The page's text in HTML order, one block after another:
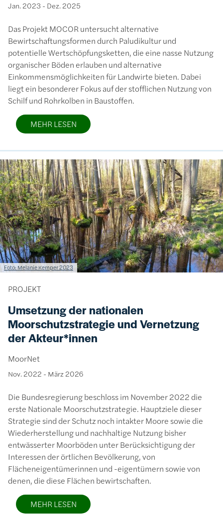
Jan. 2023 - Dez. 2025
Das Projekt MOCOR untersucht alternative
Bewirtschaftungsformen durch Paludikultur und
potentielle Wertschöpfungsketten, die eine nasse Nutzung
organischer Böden erlauben und alternative
Einkommensmöglichkeiten für Landwirte bieten. Dabei
liegt ein besonderer Fokus auf der stofflichen Nutzung von
Schilf und Rohrkolben in Baustoffen.
MEHR LESEN
Bild
Lizenzinformationen einschließlich Urheberrecht
Foto: Melanie Kemper 2023
PROJEKT
Umsetzung der nationalen
Moorschutzstrategie und Vernetzung
der Akteur*innen
MoorNet
Nov. 2022 - März 2026
Die Bundesregierung beschloss im November 2022 die
erste Nationale Moorschutzstrategie. Hauptziele dieser
Strategie sind der Schutz noch intakter Moore sowie die
Wiederherstellung und nachhaltige Nutzung bisher
entwässerter Moorböden unter Berücksichtigung der
Interessen der örtlichen Bevölkerung, von
Flächeneigentümerinnen und -eigentümern sowie von
denen, die diese Flächen bewirtschaften.
MEHR LESEN